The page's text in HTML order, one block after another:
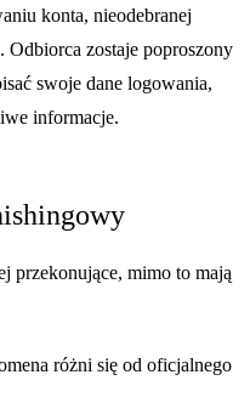
konta, nieodebranej
Odbiorca zostaje poproszony
swoje dane logowania,
informacje.
przekonujące, mimo to mają
różni się od oficjalnego